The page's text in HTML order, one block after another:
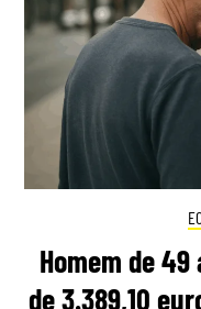
Homem de
de 3.389,10